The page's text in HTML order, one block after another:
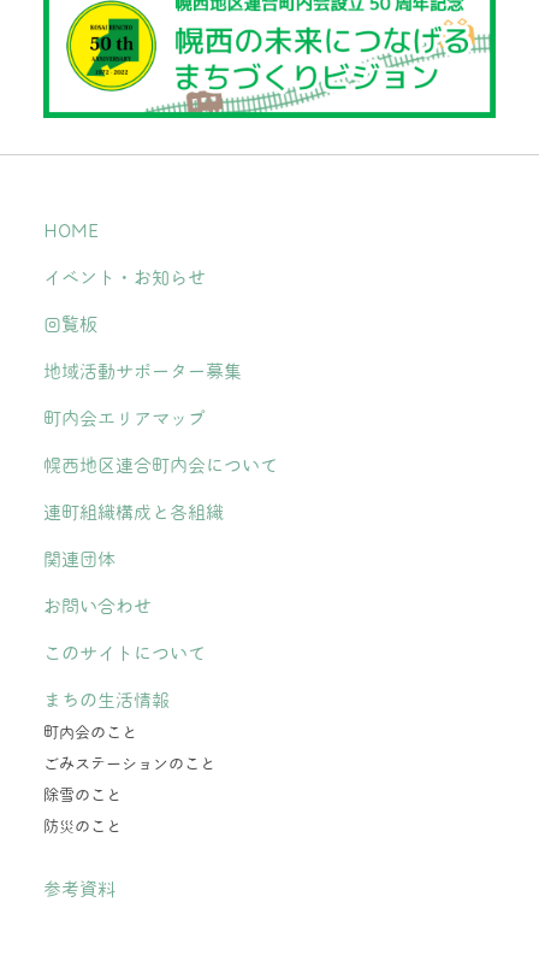
HOME
イベント・お知らせ
回覧板
地域活動サポーター募集
町内会エリアマップ
幌西地区連合町内会について
連町組織構成と各組織
関連団体
お問い合わせ
このサイトについて
まちの生活情報
町内会のこと
ごみステーションのこと
除雪のこと
防災のこと
参考資料